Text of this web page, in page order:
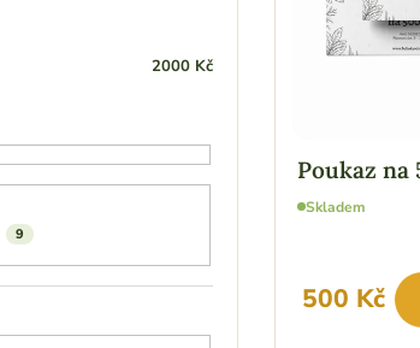
2000 Kč
9
Poukaz na
Skladem
500 Kč